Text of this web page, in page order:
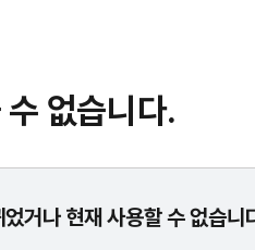
없습니다.
거나 현재 사용할 수 없습니